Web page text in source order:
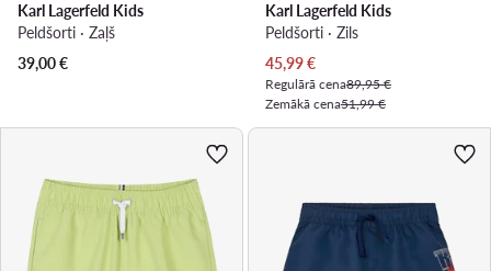
Karl Lagerfeld Kids
Peldšorti · Zaļš
39,00€
Karl Lagerfeld Kids
Peldšorti · Zils
Pašreizējā cena
45,99€
Regulārā cena89,95 €
Zemākā cena51,99 €